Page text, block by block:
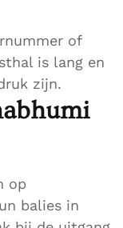
of
is lang en
zijn.
op
balies in